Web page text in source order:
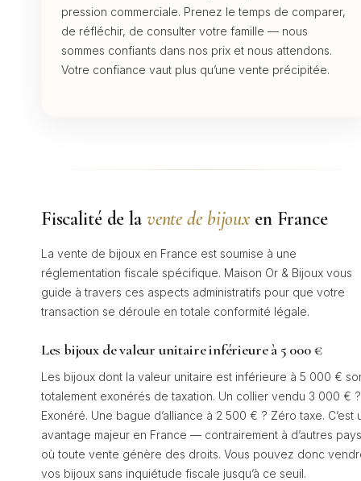
pression commerciale. Prenez le temps de comparer,
de réfléchir, de consulter votre famille — nous
sommes confiants dans nos prix et nous attendons.
Votre confiance vaut plus qu’une vente précipitée.
Fiscalité de la vente de bijoux en France
La vente de bijoux en France est soumise à une
réglementation fiscale spécifique. Maison Or & Bijoux vous
guide à travers ces aspects administratifs pour que votre
transaction se déroule en totale conformité légale.
Les bijoux de valeur unitaire inférieure à 5 000 €
Les bijoux dont la valeur unitaire est inférieure à 5 000 €
totalement exonérés de taxation. Un collier vendu 3 000 € ?
Exonéré. Une bague d’alliance à 2 500 € ? Zéro taxe. C’est
avantage majeur en France — contrairement à d’autres pays
où toute vente génère des droits. Vous pouvez donc
vos bijoux sans inquiétude fiscale jusqu’à ce seuil.